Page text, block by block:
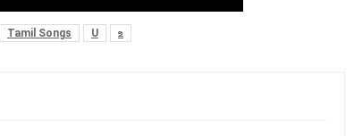
Tamil Songs U உ